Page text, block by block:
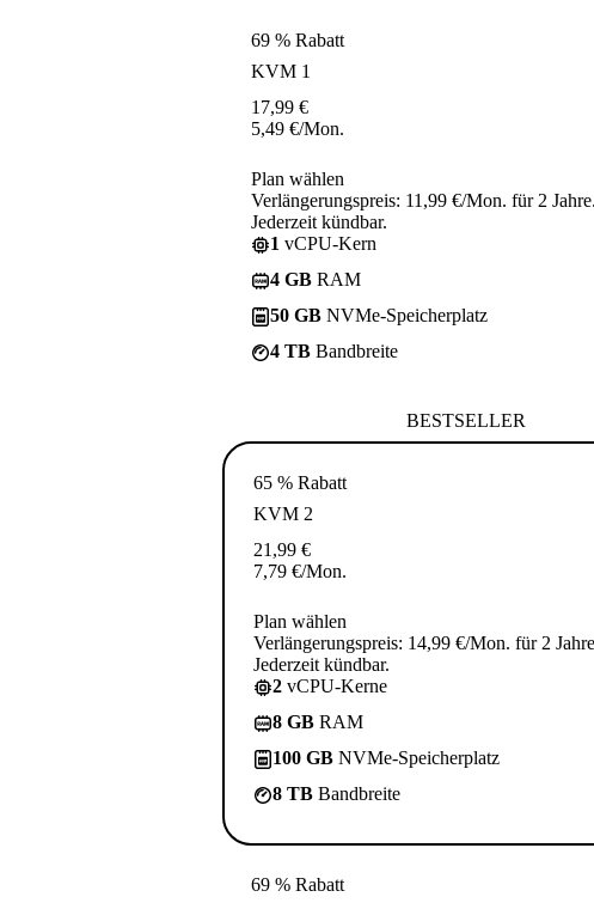
69 % Rabatt
KVM 1
17,99 €
5,49 €/Mon.
Plan wählen
Verlängerungspreis: 11,99 €/Mon. für 2 Jahre.
Jederzeit kündbar.
1 vCPU-Kern
4 GB RAM
50 GB NVMe-Speicherplatz
4 TB Bandbreite
BESTSELLER
65 % Rabatt
KVM 2
21,99 €
7,79 €/Mon.
Plan wählen
Verlängerungspreis: 14,99 €/Mon. für 2
Jederzeit kündbar.
2 vCPU-Kerne
8 GB RAM
100 GB NVMe-Speicherplatz
8 TB Bandbreite
69 % Rabatt